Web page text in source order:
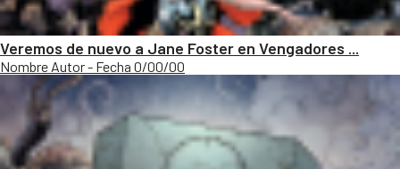
Veremos de nuevo a Jane Foster en Vengadores ...
Nombre Autor - Fecha 0/00/00